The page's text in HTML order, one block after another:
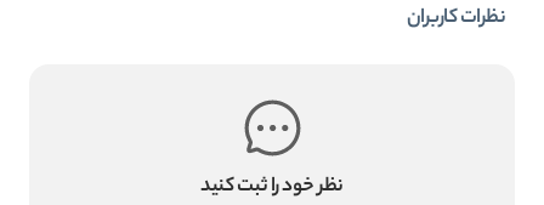
نظرات کاربران
نظر خود را ثبت کنید